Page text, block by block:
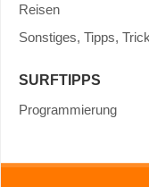
Reisen
Sonstiges, Tipps,
SURFTIPPS
Programmierung